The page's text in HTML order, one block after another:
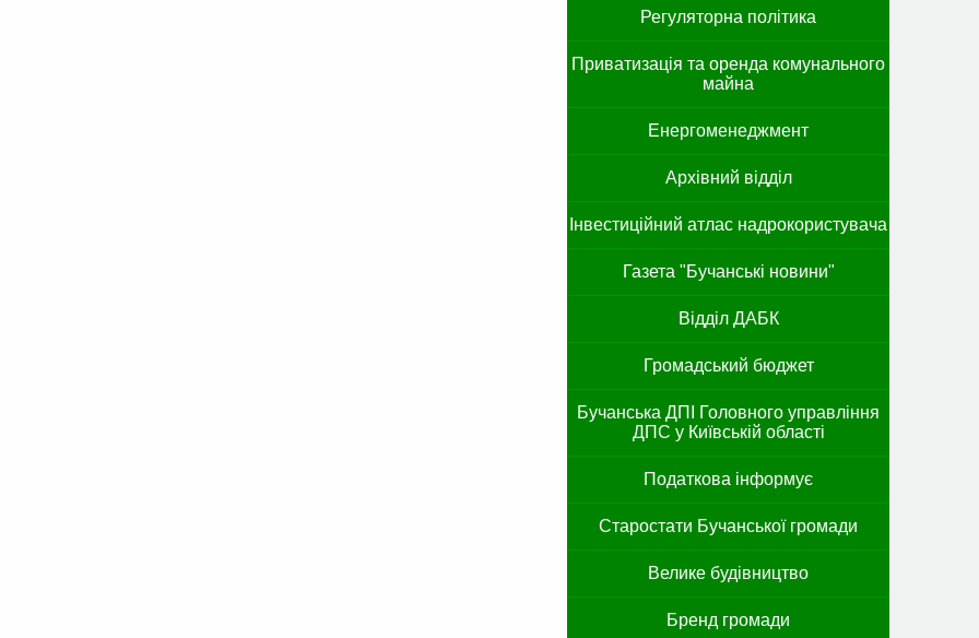
Регуляторна політика
Приватизація та оренда комунального
майна
Енергоменеджмент
Архівний відділ
Інвестиційний атлас надрокористувача
Газета "Бучанські новини"
Відділ ДАБК
Громадський бюджет
Бучанська ДПІ Головного управління
ДПС у Київській області
Податкова інформує
Старостати Бучанської громади
Велике будівництво
Бренд громади